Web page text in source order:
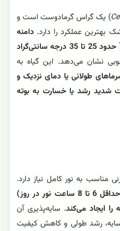
) یک گراس گرمادوست است و
بهترین عملکرد را دارد.دامنه
دمایی مطلوب رشد معمولاً حدود 25 تا 35 درجه سانتی‌گراد
نشان می‌دهد. این گیاه به
طولانی یا دمای نزدیک و
شدید رشد یا خسارت به بوته
مناسب به نور کامل نیاز دارد.
کشت در آفتاب مستقیم (حداقل 6 تا 8 ساعت نور در روز)
را ایجاد می‌کند. سایه‌پذیری آن
رشد طولی و کاهش کیفیت